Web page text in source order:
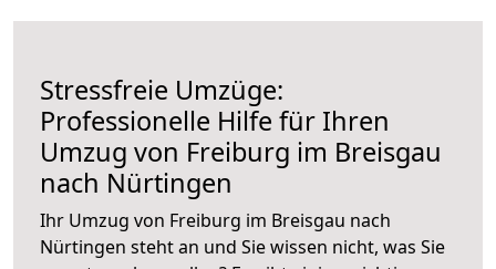
Stressfreie Umzüge:
Professionelle Hilfe für Ihren
Umzug von Freiburg im Breisgau
nach Nürtingen
Ihr Umzug von Freiburg im Breisgau nach
Nürtingen steht an und Sie wissen nicht, was Sie